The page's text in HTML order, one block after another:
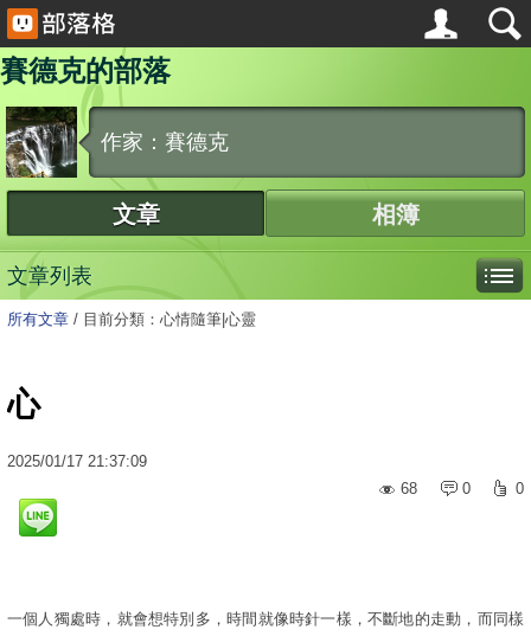
賽德克的部落
作家：賽德克
文章 相簿
文章列表
所有文章 / 目前分類：心情隨筆|心靈
心
2025/01/17 21:37:09
68
0 0
一個人獨處時，就會想特別多，時間就像時針一樣，不斷地的走動，而同樣